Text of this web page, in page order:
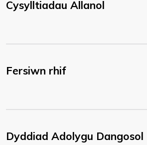
Cysylltiadau Allanol
Fersiwn rhif
Dyddiad Adolygu Dangosol